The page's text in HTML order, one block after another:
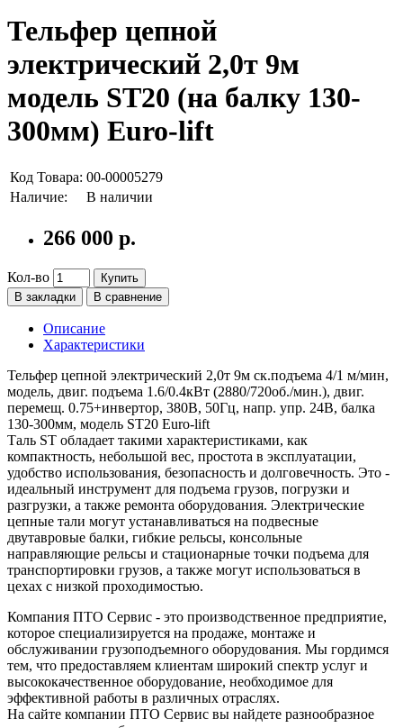
Тельфер цепной
электрический 2,0т 9м
модель ST20 (на балку 130-
300мм) Euro-lift
Код Товара: 00-00005279
Наличие:
В наличии
266 000 р.
Кол-во
Купить
В закладки
В сравнение
Описание
Характеристики
Тельфер цепной электрический 2,0т 9м ск.подъема 4/1 м/мин,
модель, двиг. подъема 1.6/0.4кВт (2880/720об./мин.), двиг.
перемещ. 0.75+инвертор, 380В, 50Гц, напр. упр. 24В, балка
130-300мм, модель ST20 Euro-lift
Таль ST обладает такими характеристиками, как
компактность, небольшой вес, простота в эксплуатации,
удобство использования, безопасность и долговечность. Это -
идеальный инструмент для подъема грузов, погрузки и
разгрузки, а также ремонта оборудования. Электрические
цепные тали могут устанавливаться на подвесные
двутавровые балки, гибкие рельсы, консольные
направляющие рельсы и стационарные точки подъема для
транспортировки грузов, а также могут использоваться в
цехах с низкой проходимостью.
Компания ПТО Сервис - это производственное предприятие,
которое специализируется на продаже, монтаже и
обслуживании грузоподъемного оборудования. Мы гордимся
тем, что предоставляем клиентам широкий спектр услуг и
высококачественное оборудование, необходимое для
эффективной работы в различных отраслях.
На сайте компании ПТО Сервис вы найдете разнообразное